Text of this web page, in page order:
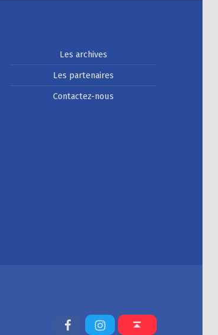
Les archives
Les partenaires
Contactez-nous
FacebookInstagramBack to top ↑